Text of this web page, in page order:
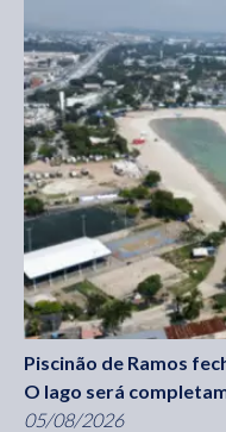
Piscinão de Ramos
O lago será
05/08/2026